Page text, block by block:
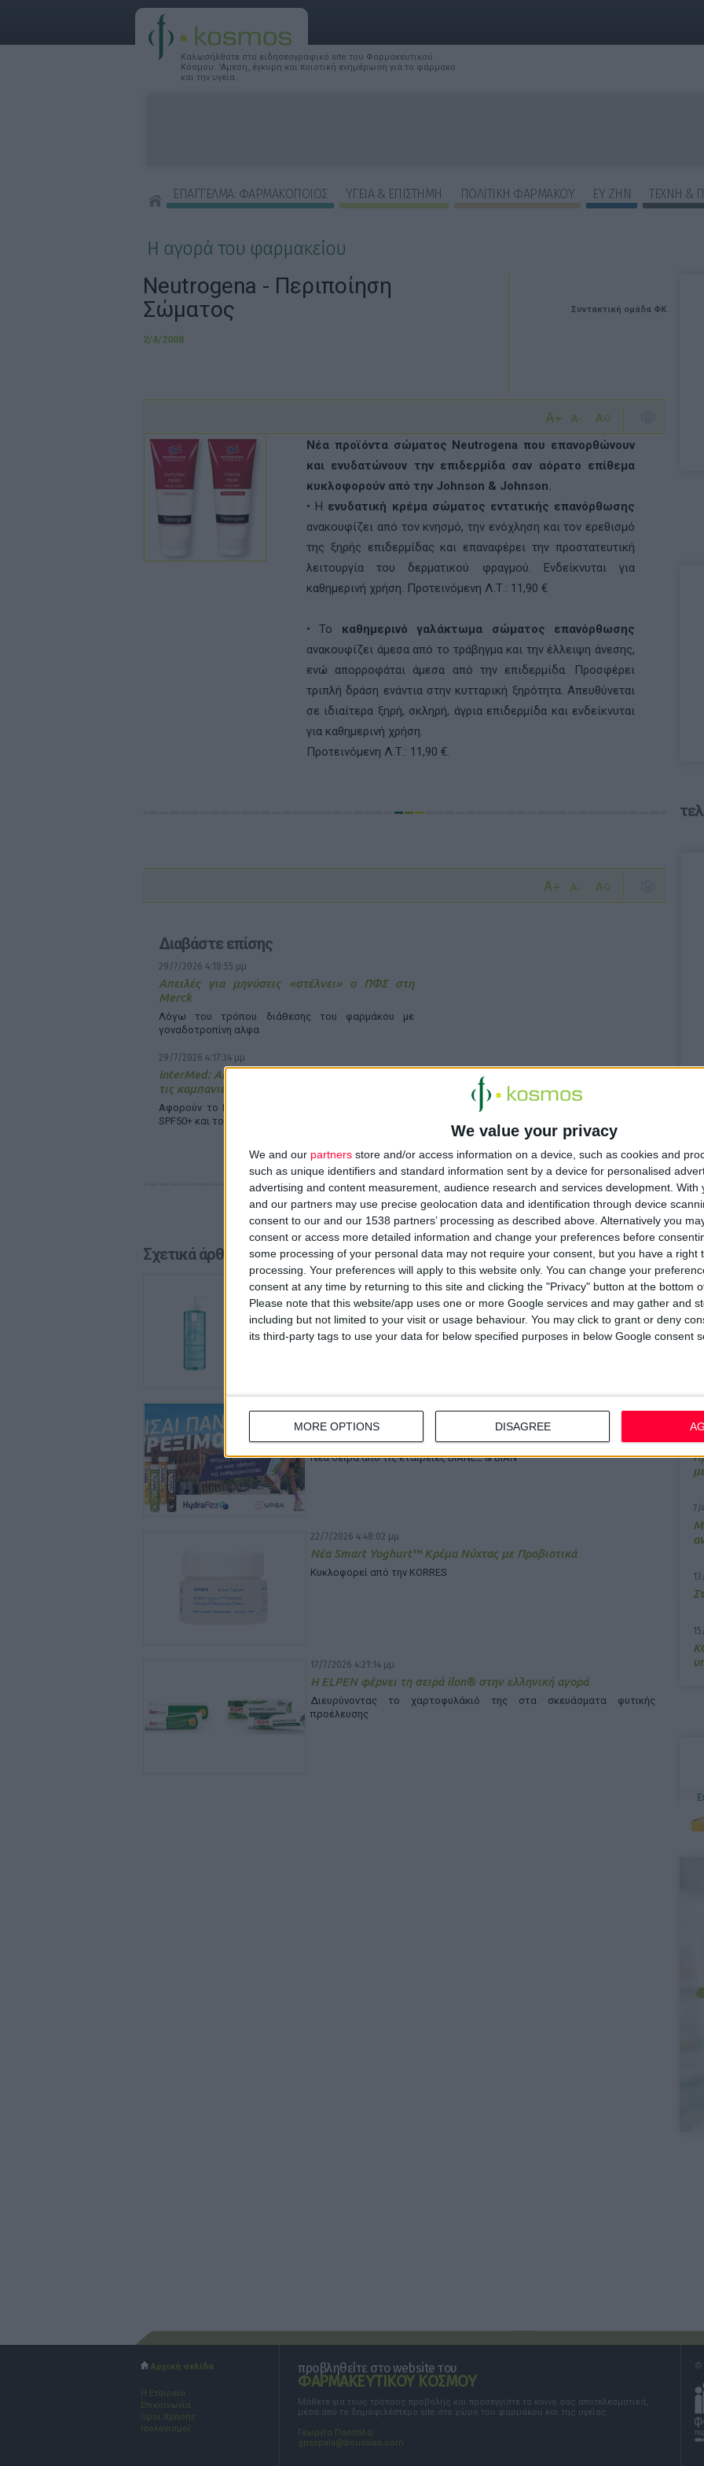
We value your privacy
We and our partners store and/or access information on a device, such as cookies and
such as unique identifiers and standard information sent by a device for personalised
advertising and content measurement, audience research and services development. With
and our partners may use precise geolocation data and identification through device
consent to our and our 1538 partners’ processing as described above. Alternatively you
consent or access more detailed information and change your preferences before
some processing of your personal data may not require your consent, but you have a right
processing. Your preferences will apply to this website only. You can change your
consent at any time by returning to this site and clicking the "Privacy" button at the bottom
Please note that this website/app uses one or more Google services and may gather and
including but not limited to your visit or usage behaviour. You may click to grant or deny
its third-party tags to use your data for below specified purposes in below Google consent
MORE OPTIONS DISAGREE
Καλωσήλθατε στο ειδησεογραφικό site του Φαρμακευτικού
Κόσμου. 'Αμεση, έγκυρη και ποιοτική ενημέρωση για το φάρμακο
και την υγεία.
ΕΠΑΓΓΕΛΜΑ: ΦΑΡΜΑΚΟΠΟΙΟΣ ΥΓΕΙΑ & ΕΠΙΣΤΗΜΗ ΠΟΛΙΤΙΚΗ ΦΑΡΜΑΚΟΥ ΕΥ ΖΗΝ
ΤΕΧΝΗ &
Η αγορά του φαρμακείου
7/
Συντακτική ομάδα ΦΚ
Neutrogena - Περιποίηση
Σώματος
2/4/2008
Νέα προϊόντα σώµατος Neutrogena που επανορθώνουν
και ενυδατώνουν την επιδερµίδα σαν αόρατο επίθεµα
κυκλοφορούν από την Johnson & Johnson.
• Η ενυδατική κρέµα σώµατος εντατικής επανόρθωσης
ανακουφίζει από τον κνησµό, την ενόχληση και τον ερεθισµό
της ξηρής επιδερµίδας και επαναφέρει την προστατευτική
λειτουργία του δερµατικού φραγµού. Ενδείκνυται για
καθηµερινή χρήση. Προτεινόµενη Λ.Τ.: 11,90 €
• Το καθηµερινό γαλάκτωµα σώµατος επανόρθωσης
ανακουφίζει άµεσα από το τράβηγµα και την έλλειψη άνεσης,
ενώ απορροφάται άµεσα από την επιδερµίδα. Προσφέρει
τριπλή δράση ενάντια στην κυτταρική ξηρότητα. Απευθύνεται
σε ιδιαίτερα ξηρή, σκληρή, άγρια επιδερµίδα και ενδείκνυται
για καθηµερινή χρήση.
Προτεινόµενη Λ.Τ.: 11,90 €.
Διαβάστε επίσης
29/7/2026 4:18:55 μμ
Απειλές για μηνύσεις «στέλνει» ο ΠΦΣ στη
Merck
Λόγω του τρόπου διάθεσης του φαρμάκου με
γοναδοτροπίνη αλφα
29/7/2026 4:17:34 μμ
InterMed: Απέσπασε δύο διεθνείς διακρίσεις για
τις καμπανιές της
Αφορούν το Luxurious SunCare Sun Protection Drops
SPF50+ και το The Skin Pharmacist Caffeine Eye Serum
Σχετικά άρθρα
29/7/2026 4:12:14 μμ
La Roche Posay: Νέα προϊόντα Effaclar Supramolecular
Ολοκληρωμένη ρουτίνα για το λιπαρό δέρμα: καθαρισμός & έλεγχος
HYDRAFIZZ: Μέγιστη ενυδάτωση για τους αθλητές της
καθημερινότητας
Νέα σειρά από τις εταιρείες ΒΙΑΝΕΞ & ΒΙΑΝ
22/7/2026 4:48:02 μμ
Νέα Smart Yoghurt™ Κρέμα Νύχτας με Προβιοτικά
Κυκλοφορεί από την KORRES
17/7/2026 4:21:14 μμ
Η ELPEN φέρνει τη σειρά ilon® στην ελληνική αγορά
Διευρύνοντας το χαρτοφυλάκιό της στα σκευάσματα φυτικής
προέλευσης
Αρχική σελίδα
Η Εταιρεία
Επικοινωνία
Όροι Χρήσης
Ισολογισμοί
προβληθείτε στο website του
ΦΑΡΜΑΚΕΥΤΙΚΟΥ ΚΟΣΜΟΥ
Μάθετε για τους τρόπους προβολής και προσεγγίστε το κοινό σας αποτελεσματικά,
μέσα από το δημοφιλέστερο site στο χώρο του φαρμάκου και της υγείας.
Γεωργία Πασπαλά
gpaspala@boussias.com
©